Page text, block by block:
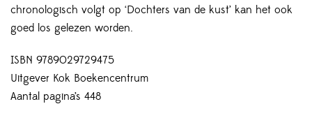
chronologisch volgt op ‘Dochters van de kust’ kan het ook
goed los gelezen worden.
ISBN 9789029729475
Uitgever Kok Boekencentrum
Aantal pagina’s 448